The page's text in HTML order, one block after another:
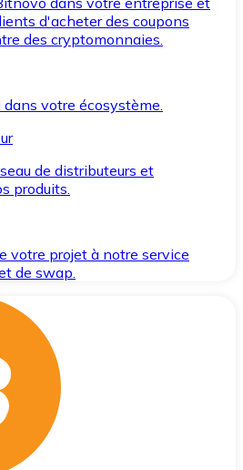
d'acheter des coupons
des cryptomonnaies.
votre écosystème.
de distributeurs et
produits.
votre projet à notre service
de swap.